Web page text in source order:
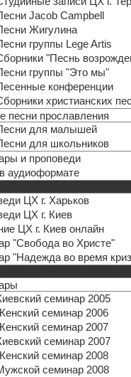
Jacob Campbell
Жигулина
группы Lege Artis
"Песнь
группы "Это мы"
конференции
христианских
песни прославления
для малышей
для школьников
и проповеди
аудиоформате
ЦХ г. Харьков
ЦХ г. Киев
ЦХ г. Киев онлайн
"Свобода во Христе"
"Надежда во время
семинар 2005
семинар 2006
семинар 2007
семинар 2007
семинар 2008
семинар 2008